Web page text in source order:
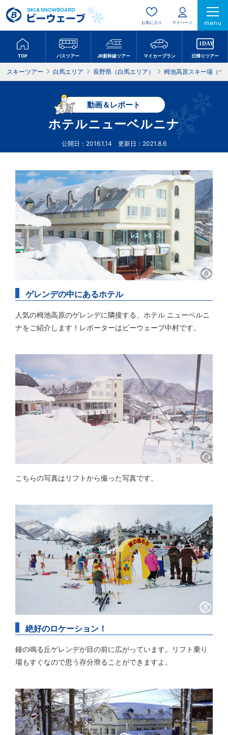
お気に入り マイページ menu
TOP バスツアー JR新幹線ツアー マイカープラン 日帰りツアー
スキーツアー 白馬エリア 長野県（白馬エリア） 栂池高原スキー場（つ
公開日：2016.1.14 更新日：2021.8.6
動画＆レポート
ホテルニューベルニナ
ゲレンデの中にあるホテル
人気の栂池高原のゲレンデに隣接する、ホテル ニューベルニ
ナをご紹介します！レポーターはビーウェーブ中村です。
こちらの写真はリフトから撮った写真です。
絶好のロケーション！
鐘の鳴る丘ゲレンデが目の前に広がっています。リフト乗り
場もすぐなので思う存分滑ることができますよ。